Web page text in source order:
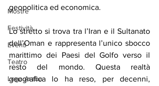
Mostre
Festività
Eventi
Teatro
Lega Araba
geopolitica ed economica.
Lo stretto si trova tra l’Iran e il Sultanato
dell’Oman e rappresenta l’unico sbocco
marittimo dei Paesi del Golfo verso il
resto del mondo. Questa realtà
geografica lo ha reso, per decenni,